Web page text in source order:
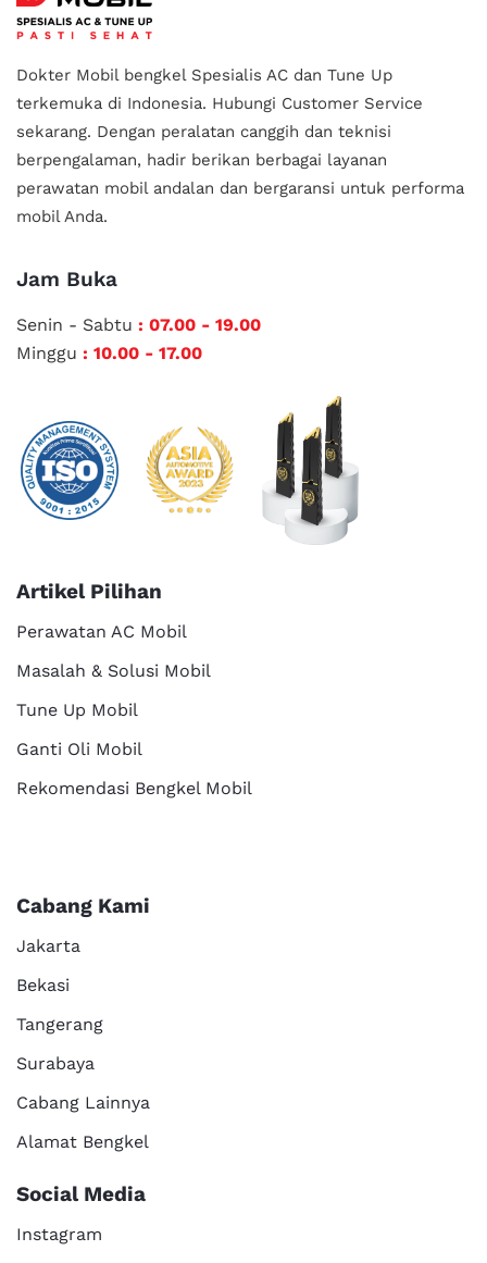
Dokter Mobil bengkel Spesialis AC dan Tune Up
terkemuka di Indonesia. Hubungi Customer Service
sekarang. Dengan peralatan canggih dan teknisi
berpengalaman, hadir berikan berbagai layanan
perawatan mobil andalan dan bergaransi untuk performa
mobil Anda.
Jam Buka
Senin - Sabtu : 07.00 - 19.00
Minggu : 10.00 - 17.00
Artikel Pilihan
Perawatan AC Mobil
Masalah & Solusi Mobil
Tune Up Mobil
Ganti Oli Mobil
Rekomendasi Bengkel Mobil
Cabang Kami
Jakarta
Bekasi
Tangerang
Surabaya
Cabang Lainnya
Alamat Bengkel
Social Media
Instagram